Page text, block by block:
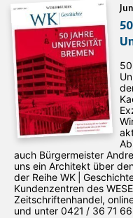
auch Bürgermeister
uns ein Architekt über
der Reihe WK |
Kundenzentren des
Zeitschriftenhandel,
und unter 0421 / 36 71 66